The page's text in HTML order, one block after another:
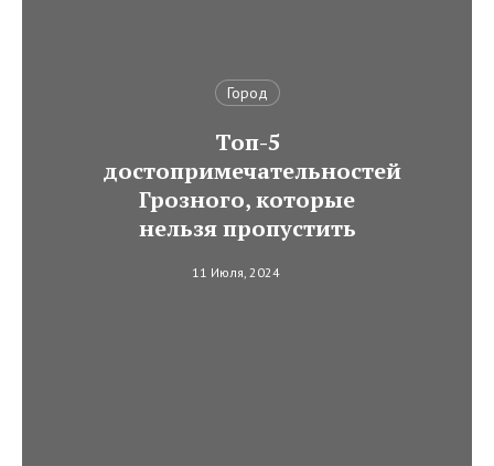
Город
Топ-5
достопримечательностей
Грозного, которые
нельзя пропустить
11 Июля, 2024